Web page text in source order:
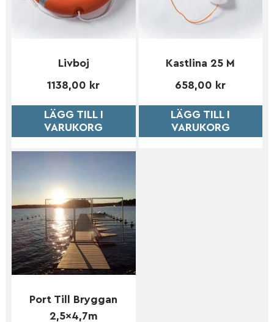
Livboj
1138,00 kr
LÄGG TILL I
VARUKORG
Kastlina 25 M
658,00 kr
LÄGG TILL I
VARUKORG
Port Till Bryggan
2,5×4,7m